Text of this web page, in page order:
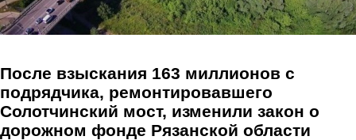
После взыскания 163 миллионов с
подрядчика, ремонтировавшего
Солотчинский мост, изменили закон о
дорожном фонде Рязанской области